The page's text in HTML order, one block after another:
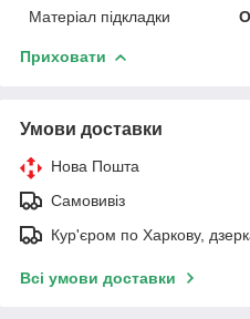
Матеріал підкладки
Приховати
Умови доставки
Нова Пошта
Самовивіз
Кур'єром по Харкову,
Всі умови доставки